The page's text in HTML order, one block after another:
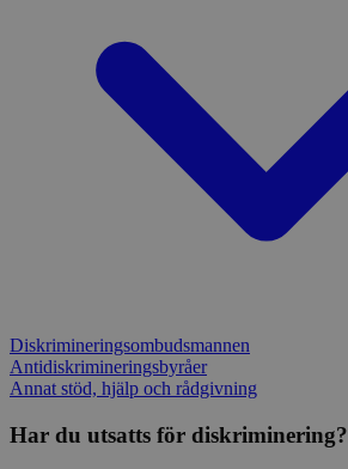
Diskrimineringsombudsmannen
Antidiskrimineringsbyråer
Annat stöd, hjälp och rådgivning
Har du utsatts för diskriminering?